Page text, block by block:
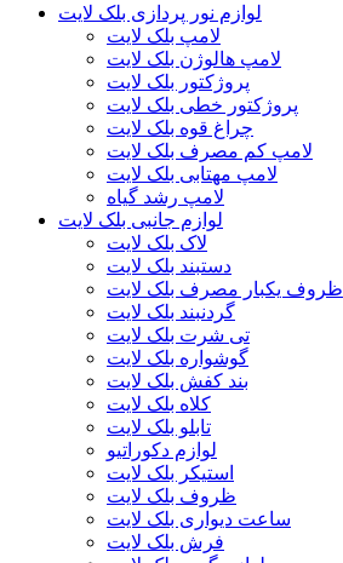
لوازم نور پردازی بلک لایت
لامپ بلک لایت
لامپ هالوژن بلک لایت
پروژکتور بلک لایت
پروژکتور خطی بلک لایت
چراغ قوه بلک لایت
لامپ کم مصرف بلک لایت
لامپ مهتابی بلک لایت
لامپ رشد گیاه
لوازم جانبی بلک لایت
لاک بلک لایت
دستبند بلک لایت
ظروف یکبار مصرف بلک لایت
گردنبند بلک لایت
تی شرت بلک لایت
گوشواره بلک لایت
بند کفش بلک لایت
کلاه بلک لایت
تابلو بلک لایت
لوازم دکوراتیو
استیکر بلک لایت
ظروف بلک لایت
ساعت دیواری بلک لایت
فرش بلک لایت